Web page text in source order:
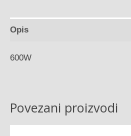
Opis
600W
Povezani proizvodi